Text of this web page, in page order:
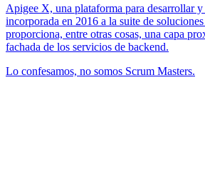
Apigee X, una plataforma para desarrollar
incorporada en 2016 a la suite de
proporciona, entre otras cosas, una capa
fachada de los servicios de backend.
Lo confesamos, no somos Scrum Masters.